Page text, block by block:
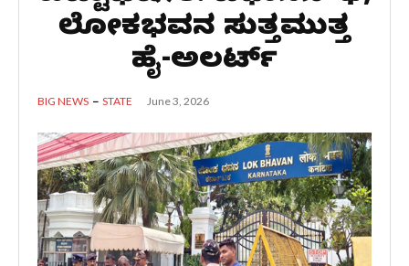
ಲೋಕಭವನ ಸುತ್ತಮುತ್ತ
ಹೈ-ಅಲರ್ಟ್
BIG NEWS STATE June 3, 2026